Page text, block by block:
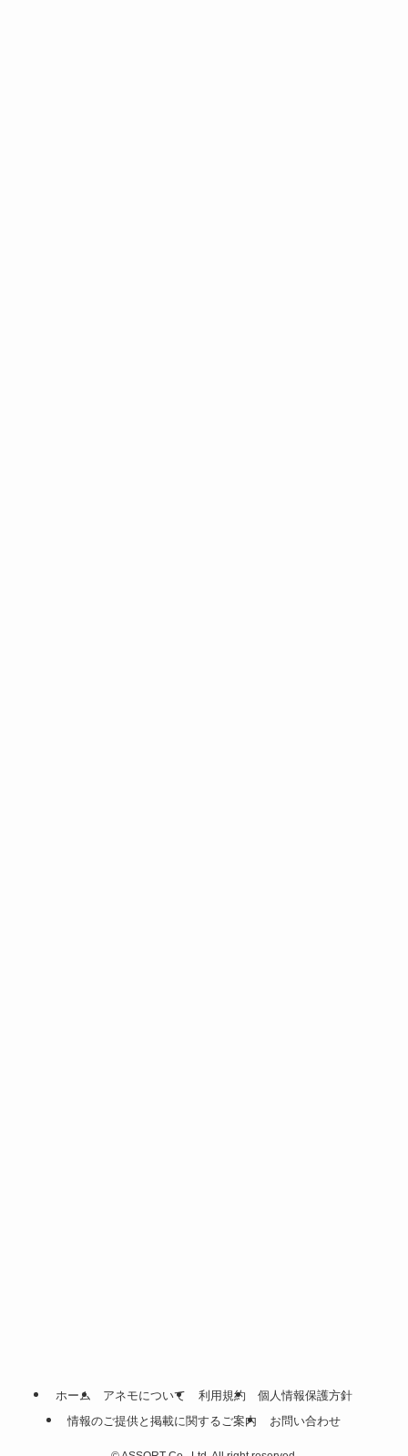
ホーム アネモについて 利用規約
個人情報保護方針
情報のご提供と掲載に関するご案内
お問い合わせ